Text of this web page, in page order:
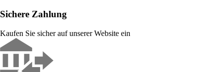
Sichere Zahlung
Kaufen Sie sicher auf unserer Website ein